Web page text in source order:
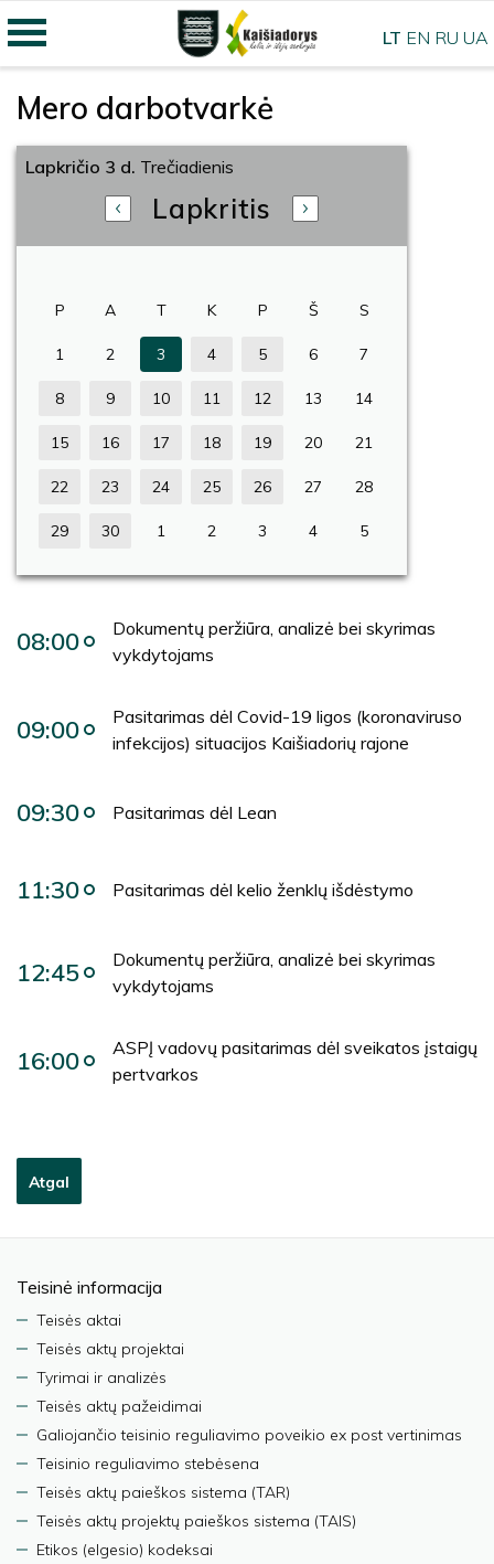
Mero darbotvarkė
Lapkričio 3 d. Trečiadienis
Lapkritis
P A T K P Š S
1 2 3 4 5 6 7
8 9 10 11 12 13 14
15 16 17 18 19 20 21
22 23 24 25 26 27 28
29 30 1 2 3 4 5
08:00
Dokumentų peržiūra, analizė bei skyrimas
vykdytojams
09:00
Pasitarimas dėl Covid-19 ligos (koronaviruso
infekcijos) situacijos Kaišiadorių rajone
09:30 Pasitarimas dėl Lean
11:30 Pasitarimas dėl kelio ženklų išdėstymo
12:45
Dokumentų peržiūra, analizė bei skyrimas
vykdytojams
16:00
ASPĮ vadovų pasitarimas dėl sveikatos įstaigų
pertvarkos
Atgal
Teisinė informacija
Teisės aktai
Teisės aktų projektai
Tyrimai ir analizės
Teisės aktų pažeidimai
Galiojančio teisinio reguliavimo poveikio ex post vertinimas
Teisinio reguliavimo stebėsena
Teisės aktų paieškos sistema (TAR)
Teisės aktų projektų paieškos sistema (TAIS)
Etikos (elgesio) kodeksai
LT EN RU UA